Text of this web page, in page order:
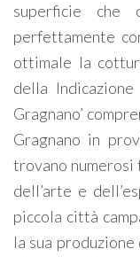
superficie che
perfettamente
ottimale la
della
Gragnano’
Gragnano in
trovano
dell’arte e
piccola città
la sua produzione